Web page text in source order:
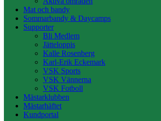
Mat och bandy
Sommarbandy & Daycamps
Supporter
Bli Medlem
Jätteloppis
Kalle Rosenberg
Karl-Erik Eckemark
VSK Sports
VSK Vännerna
VSK Fotboll
Mästarklubben
Mästarhäftet
Kundportal